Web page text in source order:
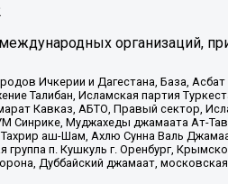
организаций,
Ичкерии и Дагестана, База,
Талибан, Исламская партия
Кавказ, АБТО, Правый сектор,
Синрике, Муджахеды джамаата Ат-
аш-Шам, Ахлю Сунна Валь
п. Кушкуль г. Оренбург,
Дуббайский джамаат,